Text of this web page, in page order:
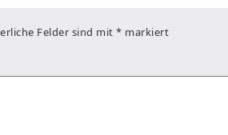
Felder sind mit * markiert